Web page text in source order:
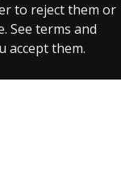
to reject them or
See terms and
accept them.